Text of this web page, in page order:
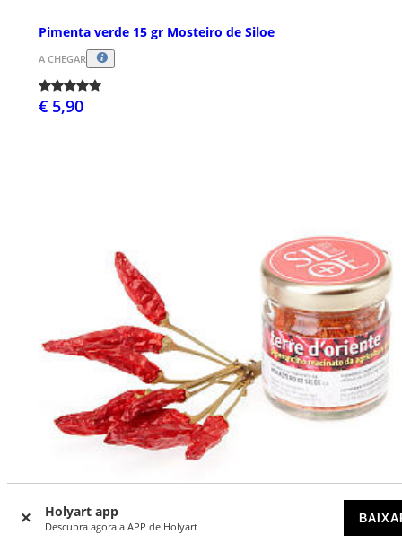
Holyart app
Descubra agora a APP de Holyart
Pimenta verde 15 gr Mosteiro de Siloe
A CHEGAR
€ 5,90